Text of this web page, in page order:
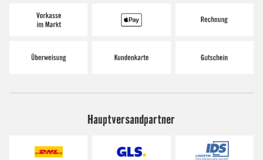
Hauptversandpartner